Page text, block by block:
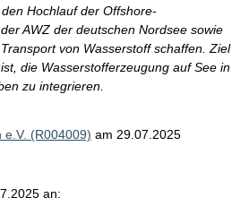
Hochlauf der Offshore-
AWZ der deutschen Nordsee sowie
von Wasserstoff schaffen. Ziel
die Wasserstofferzeugung auf See in
zu integrieren.
e.V. (R004009) am 29.07.2025
an: